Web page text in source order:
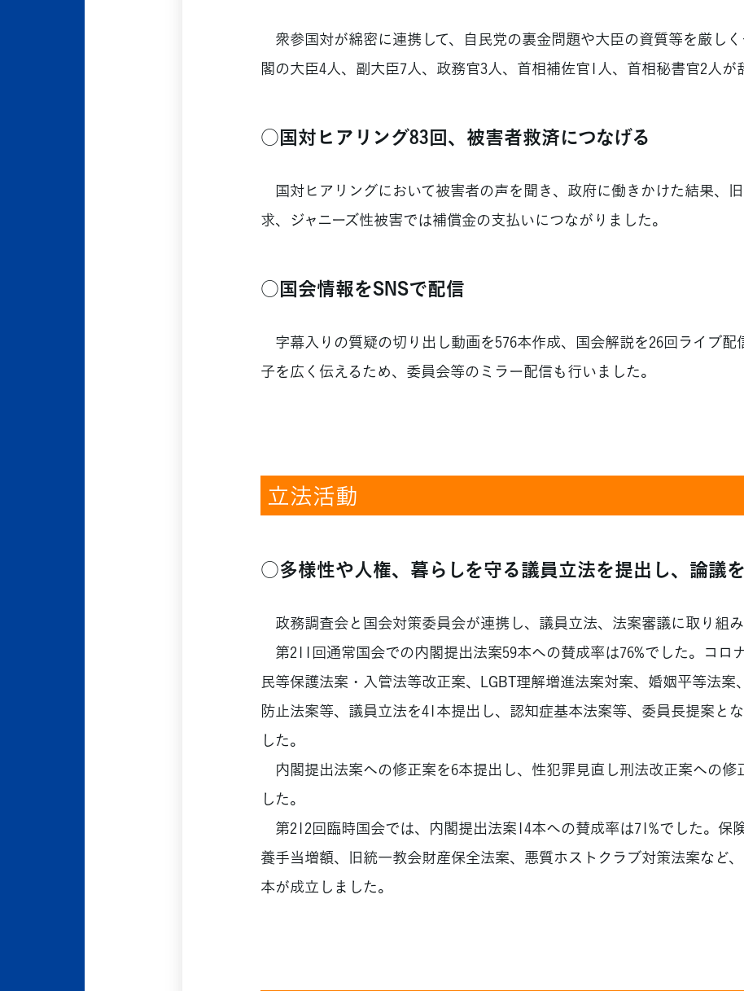
衆参国対が綿密に連携して、自民党の裏金問題や大臣の資質等を厳し
閣の大臣4人、副大臣7人、政務官3人、首相補佐官1人、首相秘書官2人が
○国対ヒアリング83回、被害者救済につなげる
国対ヒアリングにおいて被害者の声を聞き、政府に働きかけた結果、
求、ジャニーズ性被害では補償金の支払いにつながりました。
○国会情報をSNSで配信
字幕入りの質疑の切り出し動画を576本作成、国会解説を26回ライブ
子を広く伝えるため、委員会等のミラー配信も行いました。
立法活動
○多様性や人権、暮らしを守る議員立法を提出し、論議
政務調査会と国会対策委員会が連携し、議員立法、法案審議に取り組み
第211回通常国会での内閣提出法案59本への賛成率は76%でした。コロ
民等保護法案・入管法等改正案、LGBT理解増進法案対案、婚姻平等法
防止法案等、議員立法を41本提出し、認知症基本法案等、委員長提案と
した。
内閣提出法案への修正案を6本提出し、性犯罪見直し刑法改正案への修
した。
第212回臨時国会では、内閣提出法案14本への賛成率は71%でした。保
養手当増額、旧統一教会財産保全法案、悪質ホストクラブ対策法案など
本が成立しました。